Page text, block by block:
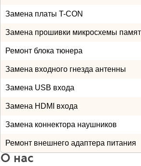
Замена платы T-CON
Замена прошивки микросхемы
Ремонт блока тюнера
Замена входного гнезда антенны
Замена USB входа
Замена HDMI входа
Замена коннектора наушников
Ремонт внешнего адаптера питания
О нас